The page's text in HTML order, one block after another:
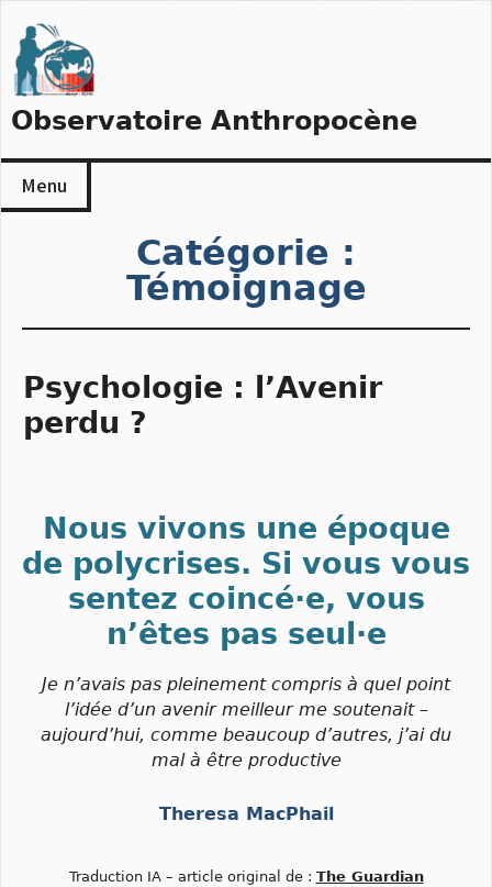
to
content
Observatoire Anthropocène
Menu
Catégorie :
Témoignage
Psychologie : l’Avenir
perdu ?
Nous vivons une époque
de polycrises. Si vous vous
sentez coincé·e, vous
n’êtes pas seul·e
Je n’avais pas pleinement compris à quel point
l’idée d’un avenir meilleur me soutenait –
aujourd’hui, comme beaucoup d’autres, j’ai du
mal à être productive
Theresa MacPhail
Traduction IA – article original de : The Guardian